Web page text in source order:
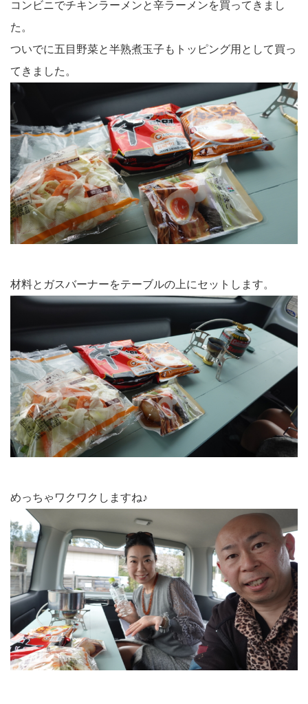
コンビニでチキンラーメンと辛ラーメンを買ってきまし
た。
ついでに五目野菜と半熟煮玉子もトッピング用として買っ
てきました。
材料とガスバーナーをテーブルの上にセットします。
めっちゃワクワクしますね♪